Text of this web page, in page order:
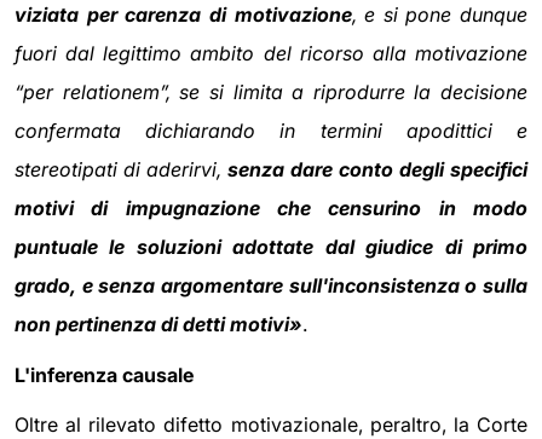
viziata per carenza di motivazione, e si pone dunque
fuori dal legittimo ambito del ricorso alla motivazione
“per relationem”, se si limita a riprodurre la decisione
confermata dichiarando in termini apodittici e
stereotipati di aderirvi, senza dare conto degli specifici
motivi di impugnazione che censurino in modo
puntuale le soluzioni adottate dal giudice di primo
grado, e senza argomentare sull'inconsistenza o sulla
non pertinenza di detti motivi».
L'inferenza causale
Oltre al rilevato difetto motivazionale, peraltro, la Corte